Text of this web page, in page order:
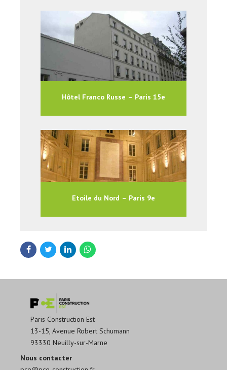
Hôtel Franco Russe – Paris 15e
Etoile du Nord – Paris 9e
Paris Construction Est
13-15, Avenue Robert Schumann
93330 Neuilly-sur-Marne
Nous contacter